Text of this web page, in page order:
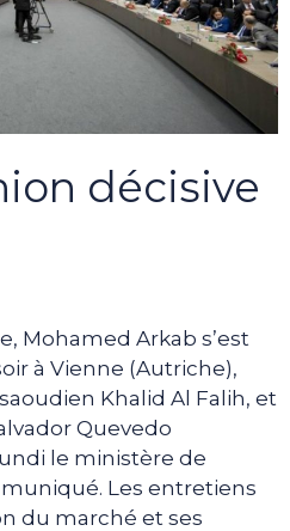
décisive
Mohamed Arkab s’est
à Vienne (Autriche),
Khalid Al Falih, et
Quevedo
le ministère de
Les entretiens
du marché et ses